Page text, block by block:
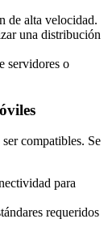
de alta velocidad.
una distribución
servidores o
compatibles. Se
para
requeridos